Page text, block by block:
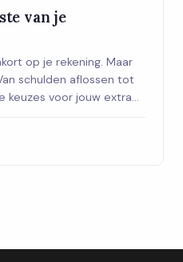
van je
op je rekening. Maar
schulden aflossen tot
keuzes voor jouw extra